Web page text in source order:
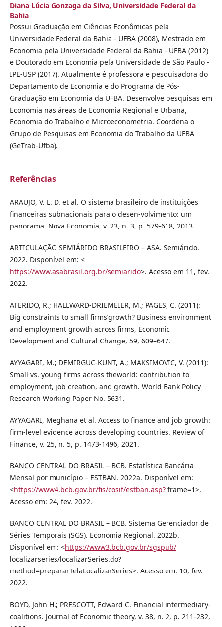
Diana Lúcia Gonzaga da Silva, Universidade Federal da
Bahia
Possui Graduação em Ciências Econômicas pela
Universidade Federal da Bahia - UFBA (2008), Mestrado em
Economia pela Universidade Federal da Bahia - UFBA (2012)
e Doutorado em Economia pela Universidade de São Paulo -
IPE-USP (2017). Atualmente é professora e pesquisadora do
Departamento de Economia e do Programa de Pós-
Graduação em Economia da UFBA. Desenvolve pesquisas em
Economia nas áreas de Economia Regional e Urbana,
Economia do Trabalho e Microeconometria. Coordena o
Grupo de Pesquisas em Economia do Trabalho da UFBA
(GeTrab-Ufba).
Referências
ARAUJO, V. L. D. et al. O sistema brasileiro de instituições
financeiras subnacionais para o desen-volvimento: um
panorama. Nova Economia, v. 23, n. 3, p. 579-618, 2013.
ARTICULAÇÃO SEMIÁRIDO BRASILEIRO – ASA. Semiárido.
2022. Disponível em: <
https://www.asabrasil.org.br/semiarido>. Acesso em 11, fev.
2022.
ATERIDO, R.; HALLWARD-DRIEMEIER, M.; PAGES, C. (2011):
Big constraints to small firms’growth? Business environment
and employment growth across firms, Economic
Development and Cultural Change, 59, 609–647.
AYYAGARI, M.; DEMIRGUC-KUNT, A.; MAKSIMOVIC, V. (2011):
Small vs. young firms across theworld: contribution to
employment, job creation, and growth. World Bank Policy
Research Working Paper No. 5631.
AYYAGARI, Meghana et al. Access to finance and job growth:
firm-level evidence across developing countries. Review of
Finance, v. 25, n. 5, p. 1473-1496, 2021.
BANCO CENTRAL DO BRASIL – BCB. Estatística Bancária
Mensal por município – ESTBAN. 2022a. Disponível em:
<https://www4.bcb.gov.br/fis/cosif/estban.asp?frame=1>.
Acesso em: 24, fev. 2022.
BANCO CENTRAL DO BRASIL – BCB. Sistema Gerenciador de
Séries Temporais (SGS). Economia Regional. 2022b.
Disponível em: <https://www3.bcb.gov.br/sgspub/
localizarseries/localizarSeries.do?
method=prepararTelaLocalizarSeries>. Acesso em: 10, fev.
2022.
BOYD, John H.; PRESCOTT, Edward C. Financial intermediary-
coalitions. Journal of Economic theory, v. 38, n. 2, p. 211-232,